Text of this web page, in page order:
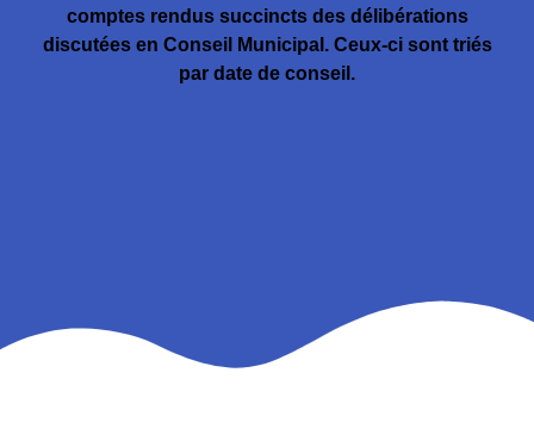
comptes rendus succincts des délibérations
discutées en Conseil Municipal. Ceux-ci sont triés
par date de conseil.